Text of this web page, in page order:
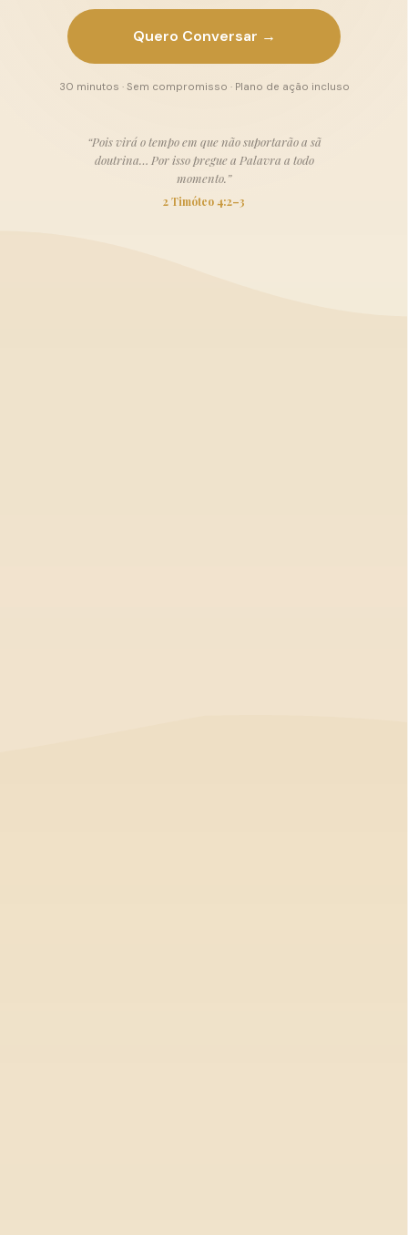
Quero Conversar →
30 minutos · Sem compromisso · Plano de ação incluso
“Pois virá o tempo em que não suportarão a sã
doutrina… Por isso pregue a Palavra a todo
momento.”
2 Timóteo 4:2–3